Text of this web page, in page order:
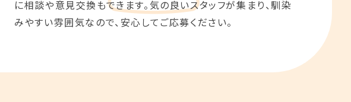
に相談や意見交換もできます。気の良いスタッフが集まり、馴染
みやすい雰囲気なので、安心してご応募ください。